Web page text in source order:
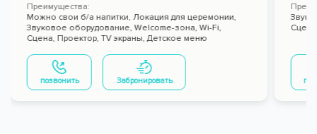
Преимущества:
Можно свои б/а напитки, Локация для церемонии,
Звуковое оборудование,Welcome-зона,Wi-Fi,
Сцена, Проектор,TV экраны,Детское меню
позвонить Забронировать